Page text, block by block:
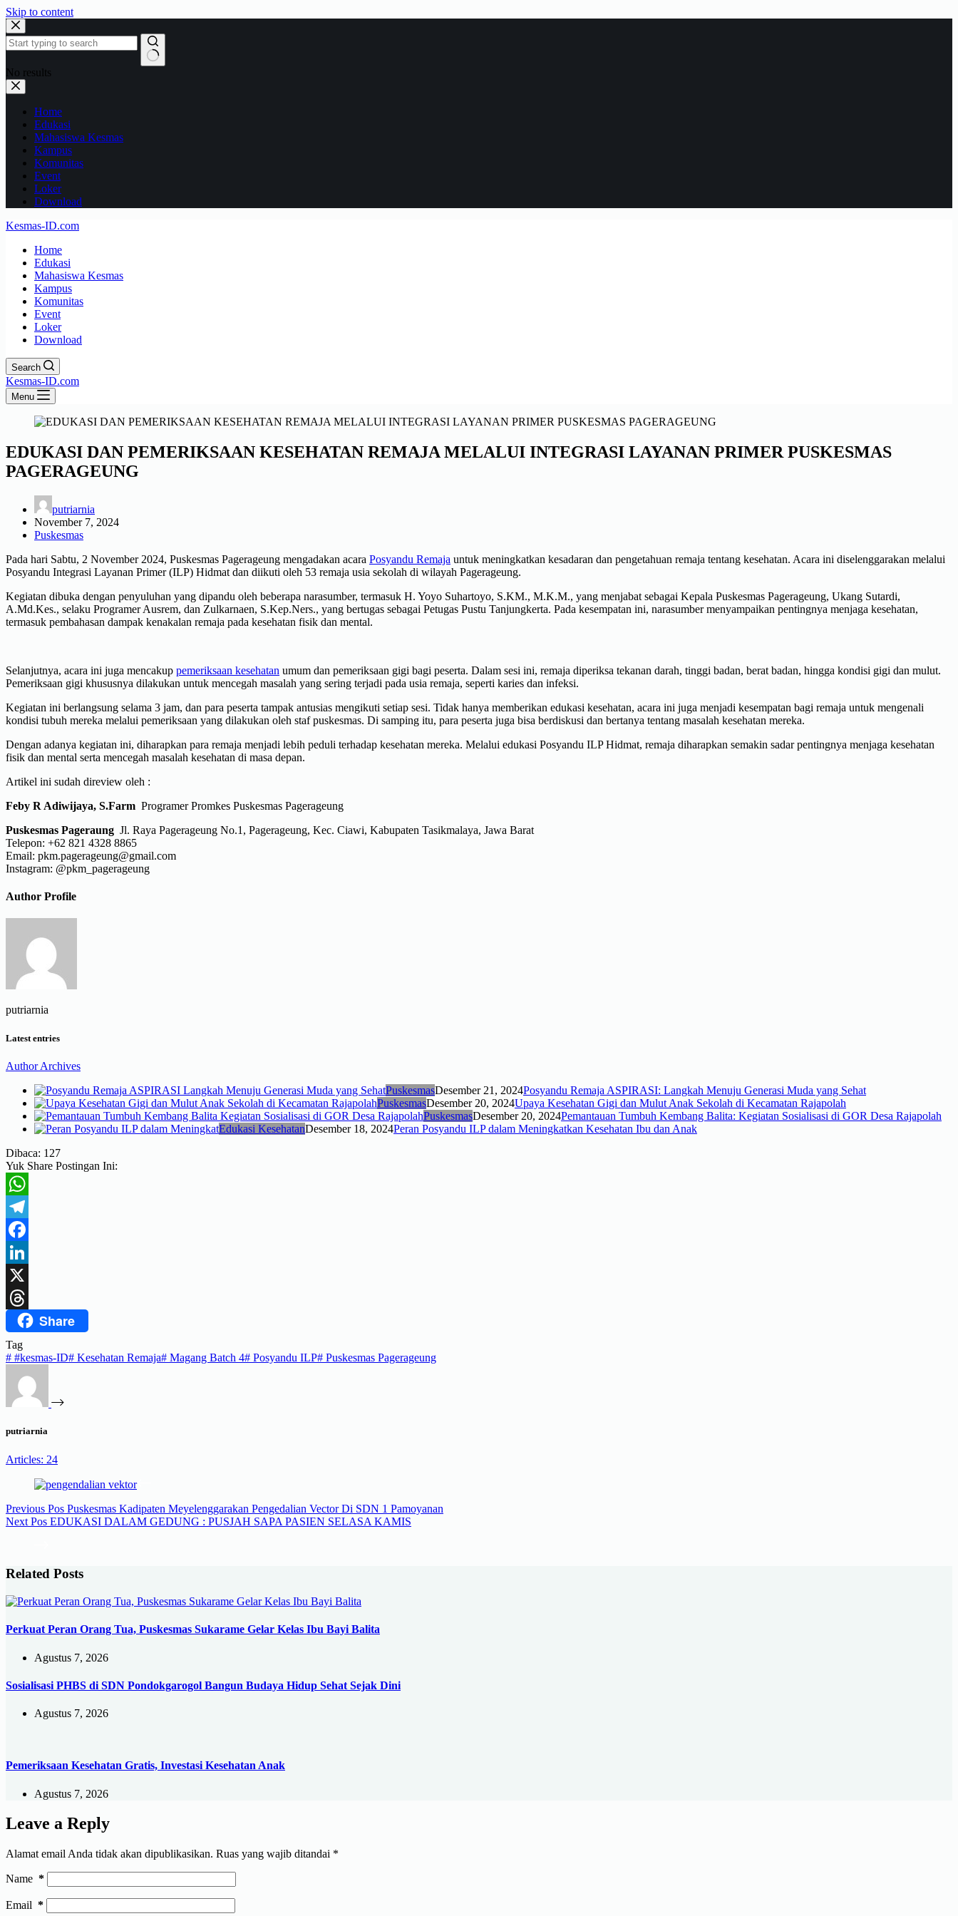
Skip to content
No results
Home
Edukasi
Mahasiswa Kesmas
Kampus
Komunitas
Event
Loker
Download
Kesmas-ID.com
Home
Edukasi
Mahasiswa Kesmas
Kampus
Komunitas
Event
Loker
Download
Search
Kesmas-ID.com
Menu
EDUKASI DAN PEMERIKSAAN KESEHATAN REMAJA MELALUI INTEGRASI LAYANAN PRIMER PUSKESMAS
PAGERAGEUNG
putriarnia
November 7, 2024
Puskesmas
Pada hari Sabtu, 2 November 2024, Puskesmas Pagerageung mengadakan acara Posyandu Remaja untuk meningkatkan kesadaran dan pengetahuan remaja tentang kesehatan. Acara ini diselenggarakan melalui
Posyandu Integrasi Layanan Primer (ILP) Hidmat dan diikuti oleh 53 remaja usia sekolah di wilayah Pagerageung.
Kegiatan dibuka dengan penyuluhan yang dipandu oleh beberapa narasumber, termasuk H. Yoyo Suhartoyo, S.KM., M.K.M., yang menjabat sebagai Kepala Puskesmas Pagerageung, Ukang Sutardi,
A.Md.Kes., selaku Programer Ausrem, dan Zulkarnaen, S.Kep.Ners., yang bertugas sebagai Petugas Pustu Tanjungkerta. Pada kesempatan ini, narasumber menyampaikan pentingnya menjaga kesehatan,
termasuk pembahasan dampak kenakalan remaja pada kesehatan fisik dan mental.
Selanjutnya, acara ini juga mencakup pemeriksaan kesehatan umum dan pemeriksaan gigi bagi peserta. Dalam sesi ini, remaja diperiksa tekanan darah, tinggi badan, berat badan, hingga kondisi gigi dan mulut.
Pemeriksaan gigi khususnya dilakukan untuk mencegah masalah yang sering terjadi pada usia remaja, seperti karies dan infeksi.
Kegiatan ini berlangsung selama 3 jam, dan para peserta tampak antusias mengikuti setiap sesi. Tidak hanya memberikan edukasi kesehatan, acara ini juga menjadi kesempatan bagi remaja untuk mengenali
kondisi tubuh mereka melalui pemeriksaan yang dilakukan oleh staf puskesmas. Di samping itu, para peserta juga bisa berdiskusi dan bertanya tentang masalah kesehatan mereka.
Dengan adanya kegiatan ini, diharapkan para remaja menjadi lebih peduli terhadap kesehatan mereka. Melalui edukasi Posyandu ILP Hidmat, remaja diharapkan semakin sadar pentingnya menjaga kesehatan
fisik dan mental serta mencegah masalah kesehatan di masa depan.
Artikel ini sudah direview oleh :
Feby R Adiwijaya, S.Farm Programer Promkes Puskesmas Pagerageung
Puskesmas Pageraung Jl. Raya Pagerageung No.1, Pagerageung, Kec. Ciawi, Kabupaten Tasikmalaya, Jawa Barat
Telepon: +62 821 4328 8865
Email: pkm.pagerageung@gmail.com
Instagram: @pkm_pagerageung
Author Profile
putriarnia
Latest entries
Author Archives
PuskesmasDesember 21, 2024Posyandu Remaja ASPIRASI: Langkah Menuju Generasi Muda yang Sehat
PuskesmasDesember 20, 2024Upaya Kesehatan Gigi dan Mulut Anak Sekolah di Kecamatan Rajapolah
PuskesmasDesember 20, 2024Pemantauan Tumbuh Kembang Balita: Kegiatan Sosialisasi di GOR Desa Rajapolah
Edukasi KesehatanDesember 18, 2024Peran Posyandu ILP dalam Meningkatkan Kesehatan Ibu dan Anak
Dibaca: 127
Yuk Share Postingan Ini:
WhatsApp
Telegram
Facebook
LinkedIn
X
ThreadsShare
Tag
# #kesmas-ID# Kesehatan Remaja# Magang Batch 4# Posyandu ILP# Puskesmas Pagerageung
putriarnia
Articles: 24
Previous Pos Puskesmas Kadipaten Meyelenggarakan Pengedalian Vector Di SDN 1 Pamoyanan
Next Pos EDUKASI DALAM GEDUNG : PUSJAH SAPA PASIEN SELASA KAMIS
Related Posts
Perkuat Peran Orang Tua, Puskesmas Sukarame Gelar Kelas Ibu Bayi Balita
Agustus 7, 2026
Sosialisasi PHBS di SDN Pondokgarogol Bangun Budaya Hidup Sehat Sejak Dini
Agustus 7, 2026
Pemeriksaan Kesehatan Gratis, Investasi Kesehatan Anak
Agustus 7, 2026
Leave a Reply
Alamat email Anda tidak akan dipublikasikan. Ruas yang wajib ditandai *
Name *
Email *